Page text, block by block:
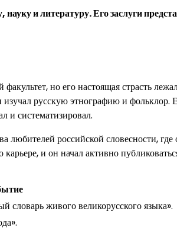
и литературу. Его заслуги
но его настоящая страсть
русскую этнографию и фольклор.
и систематизировал.
российской словесности, где
и он начал активно
словарь живого великорусского языка».